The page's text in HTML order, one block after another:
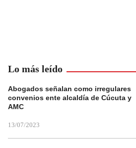
Lo más leído
Abogados señalan como irregulares
convenios ente alcaldía de Cúcuta y
AMC
13/07/2023